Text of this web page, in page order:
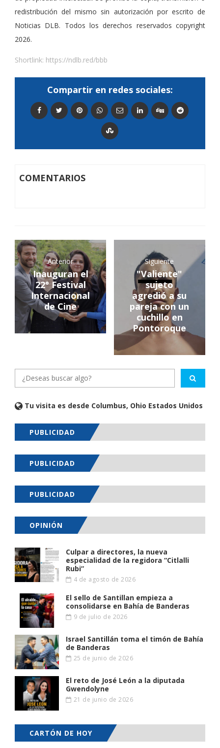
redistribución del mismo sin autorización por escrito de
Noticias DLB. Todos los derechos reservados copyright
2026.
Shortlink: https://ndlb.red/bbb
Compartir en redes sociales:
COMENTARIOS
Anterior
Inauguran el
22° Festival
Internacional
de Cine
Siguiente
"Valiente"
sujeto
agredió a su
pareja con un
cuchillo en
Pontoroque
Tu visita es desde Columbus, Ohio Estados Unidos
PUBLICIDAD
PUBLICIDAD
PUBLICIDAD
OPINIÓN
Culpar a directores, la nueva
especialidad de la regidora “Citlalli
Rubi”
4 de agosto de 2026
El sello de Santillan empieza a
consolidarse en Bahía de Banderas
9 de julio de 2026
Israel Santillán toma el timón de Bahía
de Banderas
25 de junio de 2026
El reto de José León a la diputada
Gwendolyne
21 de junio de 2026
CARTÓN DE HOY